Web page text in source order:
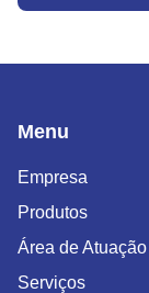
Menu
Empresa
Produtos
Área de Atuação
Serviços